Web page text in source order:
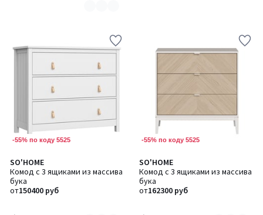
-55% по коду 5525
SO'HOME
Комод с 3 ящиками из массива
бука
от150400 руб
5
/
5
Количество
цветов:
2
-55% по коду 5525
SO'HOME
Комод с 3 ящиками из массива
бука
от162300 руб
5
/
5
Количество
цветов:
2